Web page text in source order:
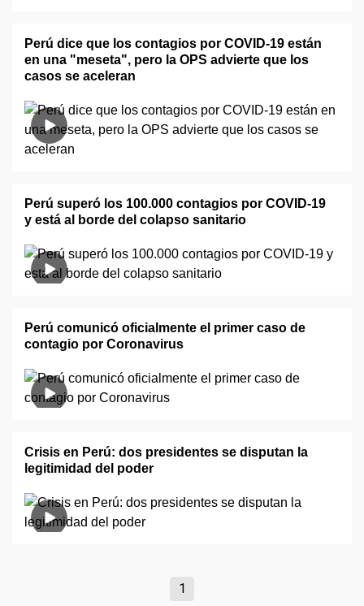
Perú dice que los contagios por COVID-19 están
en una "meseta", pero la OPS advierte que los
casos se aceleran
Perú superó los 100.000 contagios por COVID-19
y está al borde del colapso sanitario
Perú comunicó oficialmente el primer caso de
contagio por Coronavirus
Crisis en Perú: dos presidentes se disputan la
legitimidad del poder
1